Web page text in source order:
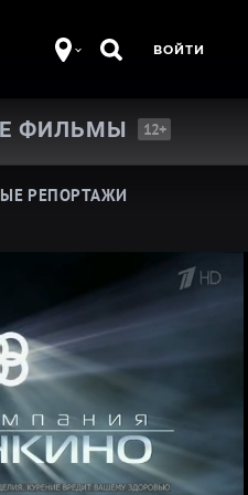
ВОЙТИ
ФИЛЬМЫ 12+
РЕПОРТАЖИ